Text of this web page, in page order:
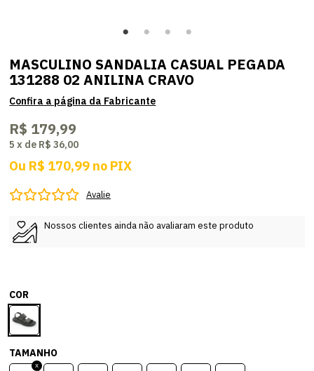
MASCULINO SANDALIA CASUAL PEGADA
131288 02 ANILINA CRAVO
R$ 179,99
5 x de R$ 36,00
Ou R$ 170,99 no PIX
Avalie
Nossos clientes ainda não avaliaram este produto
COR
TAMANHO